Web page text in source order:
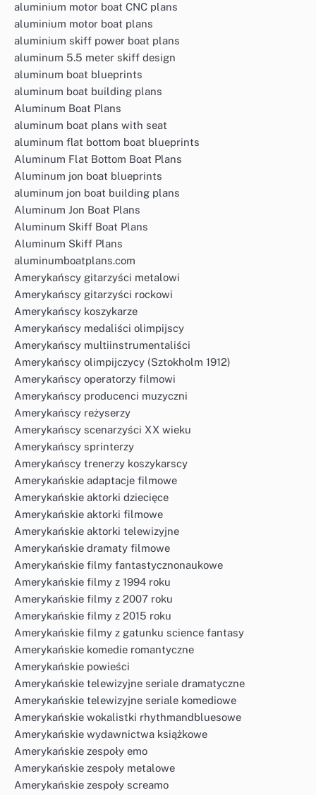
aluminium motor boat CNC plans
aluminium motor boat plans
aluminium skiff power boat plans
aluminum 5.5 meter skiff design
aluminum boat blueprints
aluminum boat building plans
Aluminum Boat Plans
aluminum boat plans with seat
aluminum flat bottom boat blueprints
Aluminum Flat Bottom Boat Plans
Aluminum jon boat blueprints
aluminum jon boat building plans
Aluminum Jon Boat Plans
Aluminum Skiff Boat Plans
Aluminum Skiff Plans
aluminumboatplans.com
Amerykańscy gitarzyści metalowi
Amerykańscy gitarzyści rockowi
Amerykańscy koszykarze
Amerykańscy medaliści olimpijscy
Amerykańscy multiinstrumentaliści
Amerykańscy olimpijczycy (Sztokholm 1912)
Amerykańscy operatorzy filmowi
Amerykańscy producenci muzyczni
Amerykańscy reżyserzy
Amerykańscy scenarzyści XX wieku
Amerykańscy sprinterzy
Amerykańscy trenerzy koszykarscy
Amerykańskie adaptacje filmowe
Amerykańskie aktorki dziecięce
Amerykańskie aktorki filmowe
Amerykańskie aktorki telewizyjne
Amerykańskie dramaty filmowe
Amerykańskie filmy fantastycznonaukowe
Amerykańskie filmy z 1994 roku
Amerykańskie filmy z 2007 roku
Amerykańskie filmy z 2015 roku
Amerykańskie filmy z gatunku science fantasy
Amerykańskie komedie romantyczne
Amerykańskie powieści
Amerykańskie telewizyjne seriale dramatyczne
Amerykańskie telewizyjne seriale komediowe
Amerykańskie wokalistki rhythmandbluesowe
Amerykańskie wydawnictwa książkowe
Amerykańskie zespoły emo
Amerykańskie zespoły metalowe
Amerykańskie zespoły screamo